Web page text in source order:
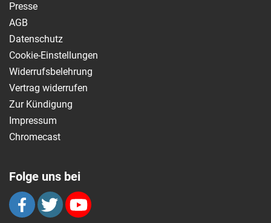
Presse
AGB
Datenschutz
Cookie-Einstellungen
Widerrufsbelehrung
Vertrag widerrufen
Zur Kündigung
Impressum
Chromecast
Folge uns bei